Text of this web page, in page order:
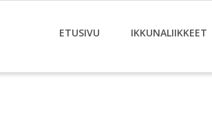
ETUSIVU IKKUNALIIKKEET